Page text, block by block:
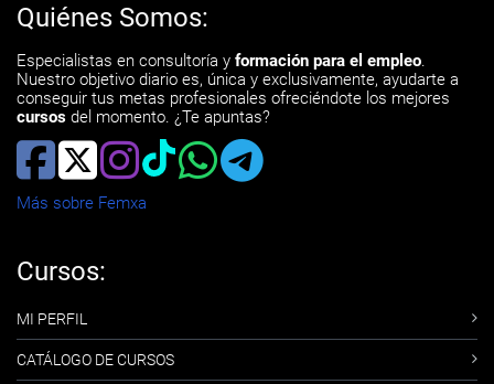
Quiénes Somos:
Especialistas en consultoría y formación para el empleo.
Nuestro objetivo diario es, única y exclusivamente, ayudarte a
conseguir tus metas profesionales ofreciéndote los mejores
cursos del momento. ¿Te apuntas?
Más sobre Femxa
Cursos:
MI PERFIL
CATÁLOGO DE CURSOS